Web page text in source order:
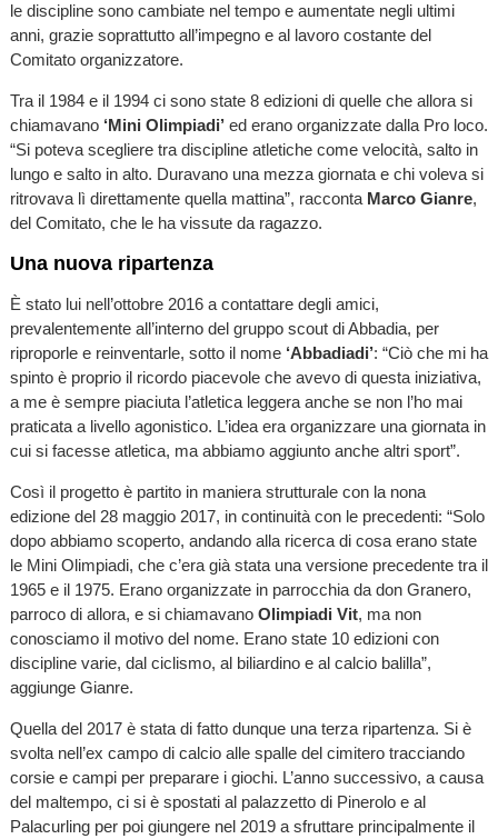
le discipline sono cambiate nel tempo e aumentate negli ultimi
anni, grazie soprattutto all’impegno e al lavoro costante del
Comitato organizzatore.
Tra il 1984 e il 1994 ci sono state 8 edizioni di quelle che allora si
chiamavano ‘Mini Olimpiadi’ed erano organizzate dalla Pro loco.
“Si poteva scegliere tra discipline atletiche come velocità, salto in
lungo e salto in alto. Duravano una mezza giornata e chi voleva si
ritrovava lì direttamente quella mattina”, racconta Marco Gianre,
del Comitato, che le ha vissute da ragazzo.
Una nuova ripartenza
È stato lui nell’ottobre 2016 a contattare degli amici,
prevalentemente all’interno del gruppo scout di Abbadia, per
riproporle e reinventarle, sotto il nome ‘Abbadiadi’: “Ciò che mi ha
spinto è proprio il ricordo piacevole che avevo di questa iniziativa,
a me è sempre piaciuta l’atletica leggera anche se non l’ho mai
praticata a livello agonistico. L’idea era organizzare una giornata in
cui si facesse atletica, ma abbiamo aggiunto anche altri sport”.
Così il progetto è partito in maniera strutturale con la nona
edizione del 28 maggio 2017, in continuità con le precedenti: “Solo
dopo abbiamo scoperto, andando alla ricerca di cosa erano state
le Mini Olimpiadi, che c’era già stata una versione precedente tra il
1965 e il 1975. Erano organizzate in parrocchia da don Granero,
parroco di allora, e si chiamavanoOlimpiadi Vit, ma non
conosciamo il motivo del nome. Erano state 10 edizioni con
discipline varie, dal ciclismo, al biliardino e al calcio balilla”,
aggiunge Gianre.
Quella del 2017 è stata di fatto dunque una terza ripartenza. Si è
svolta nell’ex campo di calcio alle spalle del cimitero tracciando
corsie e campi per preparare i giochi. L’anno successivo, a causa
del maltempo, ci si è spostati al palazzetto di Pinerolo e al
Palacurling per poi giungere nel 2019 a sfruttare principalmente il